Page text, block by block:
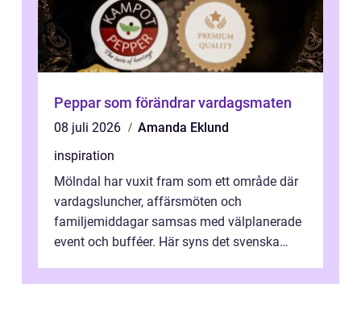
Peppar som förändrar vardagsmaten
08 juli 2026
Amanda Eklund
inspiration
Mölndal har vuxit fram som ett område där
vardagsluncher, affärsmöten och
familjemiddagar samsas med välplanerade
event och bufféer. Här syns det svenska